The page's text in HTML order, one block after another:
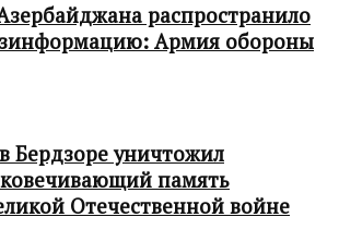
распространило
Армия обороны
Бердзоре уничтожил
память
Отечественной войне